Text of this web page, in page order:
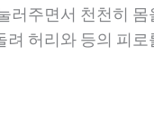
주면서 천천히
허리와 등의 피